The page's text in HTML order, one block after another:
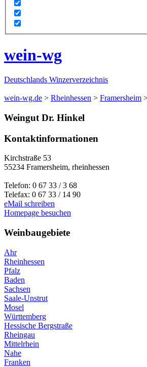
wein-wg
Deutschlands Winzerverzeichnis
wein-wg.de > Rheinhessen > Framersheim
Weingut Dr. Hinkel
Kontaktinformationen
Kirchstraße 53
55234 Framersheim, rheinhessen
Telefon: 0 67 33 / 3 68
Telefax: 0 67 33 / 14 90
eMail schreiben
Homepage besuchen
Weinbaugebiete
Ahr
Rheinhessen
Pfalz
Baden
Sachsen
Saale-Unstrut
Mosel
Württemberg
Hessische Bergstraße
Rheingau
Mittelrhein
Nahe
Franken